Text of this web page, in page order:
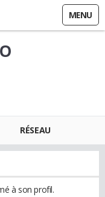
MENU
RÉSEAU
à son profil.